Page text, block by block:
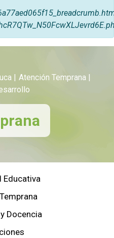
Atención Temprana
Educativa
Docencia